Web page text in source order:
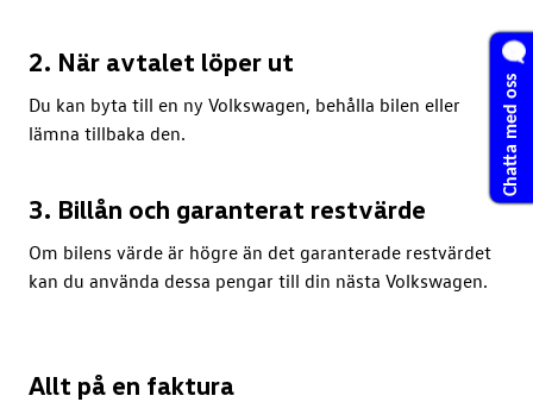
2. När avtalet löper ut
Du kan byta till en ny Volkswagen, behålla bilen eller
lämna tillbaka den.
3. Billån och garanterat restvärde
Om bilens värde är högre än det garanterade restvärdet
kan du använda dessa pengar till din nästa Volkswagen.
Allt på en faktura
Chatta med oss